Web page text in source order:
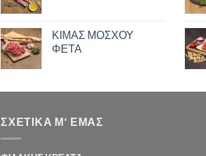
ΚΙΜΑΣ ΜΟΣΧΟΥ
ΦΕΤΑ
ΣΧΕΤΙΚΑ Μ' ΕΜΑΣ